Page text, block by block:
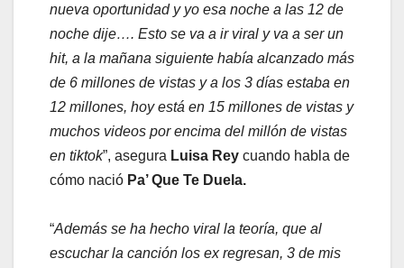
nueva oportunidad y yo esa noche a las 12 de
noche dije…. Esto se va a ir viral y va a ser un
hit, a la mañana siguiente había alcanzado más
de 6 millones de vistas y a los 3 días estaba en
12 millones, hoy está en 15 millones de vistas y
muchos videos por encima del millón de vistas
en tiktok”, asegura Luisa Rey cuando habla de
cómo nació Pa’ Que Te Duela.
“Además se ha hecho viral la teoría, que al
escuchar la canción los ex regresan, 3 de mis